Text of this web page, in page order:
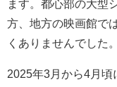
ます。都心部の大型
方、地方の映画館で
くありませんでした。
2025年3月から4月頃